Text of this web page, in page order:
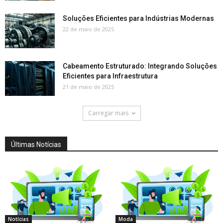
Soluções Eficientes para Indústrias Modernas
22 de maio de 2025
Cabeamento Estruturado: Integrando Soluções
Eficientes para Infraestrutura
21 de maio de 2025
Carregar mais
Últimas Notícias
Notícias Moda